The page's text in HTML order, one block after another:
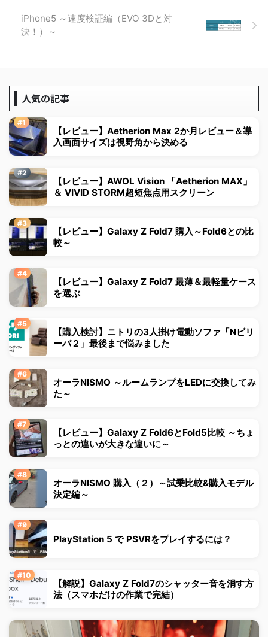
iPhone5 ～速度検証編（EVO 3Dと対
決！）～
人気の記事
【レビュー】Aetherion Max 2か月レビュー＆導
入画面サイズは視野角から決める
【レビュー】AWOL Vision 「Aetherion MAX」
＆ VIVID STORM超短焦点用スクリーン
【レビュー】Galaxy Z Fold7 購入～Fold6との比
較～
【レビュー】Galaxy Z Fold7 最薄＆最軽量ケース
を選ぶ
【購入検討】ニトリの3人掛け電動ソファ「Nビリ
ーバ２」最後まで悩みました
オーラNISMO ～ルームランプをLEDに交換してみ
た～
【レビュー】Galaxy Z Fold6とFold5比較 ～ちょ
っとの違いが大きな違いに～
オーラNISMO 購入（２）～試乗比較&購入モデル
決定編～
PlayStation 5 で PSVRをプレイするには？
【解説】Galaxy Z Fold7のシャッター音を消す方
法（スマホだけの作業で完結）